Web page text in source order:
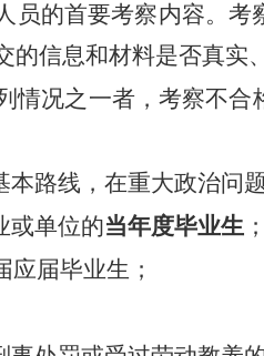
员的首要考察内容。
的信息和材料是否真实
情况之一者，考察不合
本路线，在重大政治问
或单位的当年度毕业生
应届毕业生；